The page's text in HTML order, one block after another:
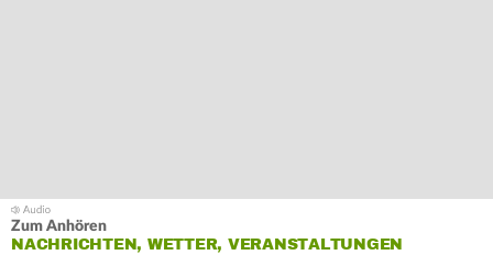
Zum Anhören
NACHRICHTEN, WETTER, VERANSTALTUNGEN